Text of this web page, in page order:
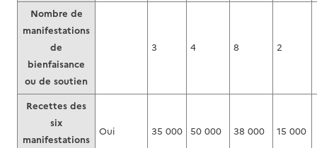
Nombre de
manifestations
de
bienfaisance
ou de soutien
3 4 8 2
Recettes des
six
manifestations
Oui 35 000 50 000 38 000 15 000